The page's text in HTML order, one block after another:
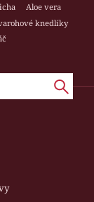
Aloe vera
knedlíky